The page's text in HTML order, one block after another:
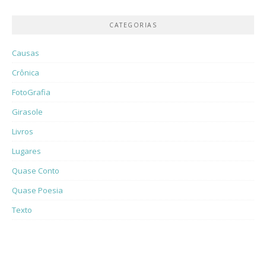
CATEGORIAS
Causas
Crônica
FotoGrafia
Girasole
Livros
Lugares
Quase Conto
Quase Poesia
Texto